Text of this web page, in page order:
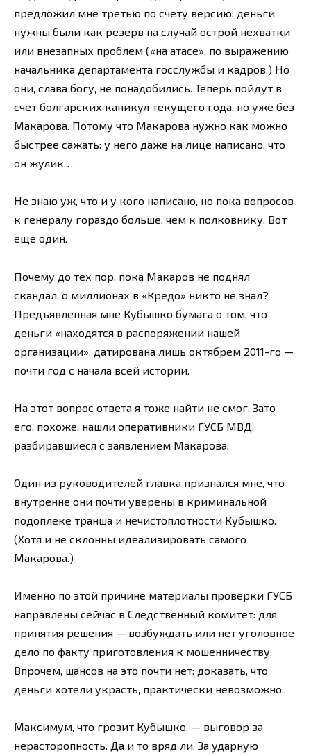
предложил мне третью по счету версию: деньги
нужны были как резерв на случай острой нехватки
или внезапных проблем («на атасе», по выражению
начальника департамента госслужбы и кадров.) Но
они, слава богу, не понадобились. Теперь пойдут в
счет болгарских каникул текущего года, но уже без
Макарова. Потому что Макарова нужно как можно
быстрее сажать: у него даже на лице написано, что
он жулик…
Не знаю уж, что и у кого написано, но пока вопросов
к генералу гораздо больше, чем к полковнику. Вот
еще один.
Почему до тех пор, пока Макаров не поднял
скандал, о миллионах в «Кредо» никто не знал?
Предъявленная мне Кубышко бумага о том, что
деньги «находятся в распоряжении нашей
организации», датирована лишь октябрем 2011-го —
почти год с начала всей истории.
На этот вопрос ответа я тоже найти не смог. Зато
его, похоже, нашли оперативники ГУСБ МВД,
разбиравшиеся с заявлением Макарова.
Один из руководителей главка признался мне, что
внутренне они почти уверены в криминальной
подоплеке транша и нечистоплотности Кубышко.
(Хотя и не склонны идеализировать самого
Макарова.)
Именно по этой причине материалы проверки ГУСБ
направлены сейчас в Следственный комитет: для
принятия решения — возбуждать или нет уголовное
дело по факту приготовления к мошенничеству.
Впрочем, шансов на это почти нет: доказать, что
деньги хотели украсть, практически невозможно.
Максимум, что грозит Кубышко, — выговор за
нерасторопность. Да и то вряд ли. За ударную